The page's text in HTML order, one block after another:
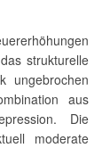
strukturelle
ungebrochen
aus
Die
moderate